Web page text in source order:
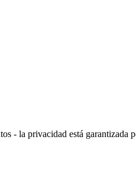
- la privacidad está garantizada